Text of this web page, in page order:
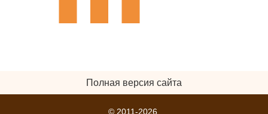
Полная версия сайта
© 2011-2026